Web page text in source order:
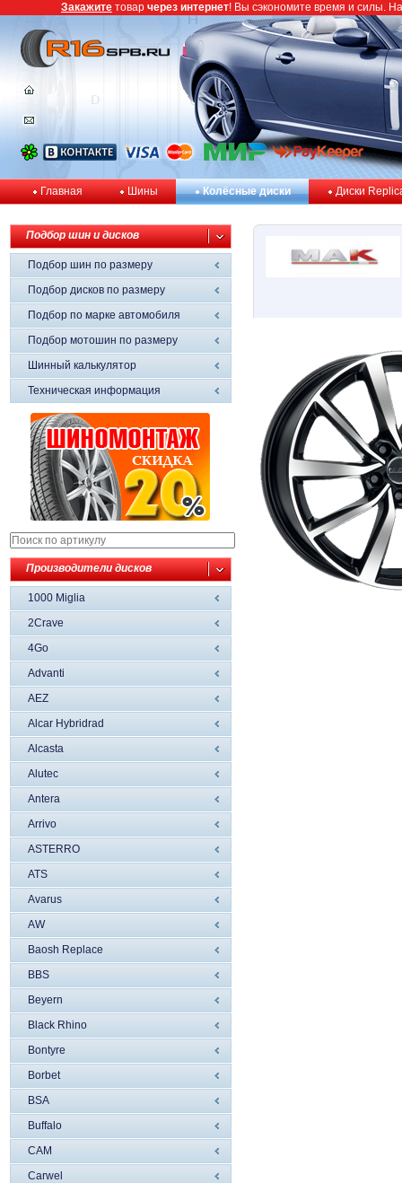
Главная Шины Колёсные диски Диски
Подбор шин и дисков
Подбор шин по размеру
Подбор дисков по размеру
Подбор по марке автомобиля
Подбор мотошин по размеру
Шинный калькулятор
Техническая информация
Производители дисков
1000 Miglia
2Crave
4Go
Advanti
AEZ
Alcar Hybridrad
Alcasta
Alutec
Antera
Arrivo
ASTERRO
ATS
Avarus
AW
Baosh Replace
BBS
Beyern
Black Rhino
Bontyre
Borbet
BSA
Buffalo
CAM
Carwel
Закажите товар через интернет! Вы сэкономите время и силы.